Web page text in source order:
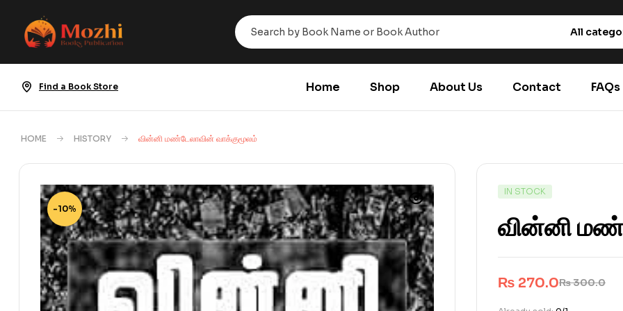
All
Find a Book Store Home Shop About Us Contact FAQs
HOME HISTORY வின்னி மண்டேலாவின் வாக்குமூலம்
-10%
IN STOCK
வின்னி
₨300.0
₨ 270.0